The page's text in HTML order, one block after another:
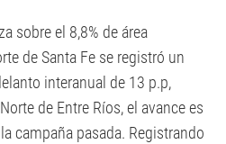
sobre el 8,8% de área
de Santa Fe se registró un
interanual de 13 p.p,
de Entre Ríos, el avance es
campaña pasada. Registrando